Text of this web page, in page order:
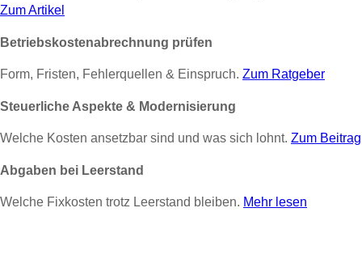
Zum Artikel
Betriebskostenabrechnung prüfen
Form, Fristen, Fehlerquellen & Einspruch. Zum Ratgeber
Steuerliche Aspekte & Modernisierung
Welche Kosten ansetzbar sind und was sich lohnt. Zum Beitrag
Abgaben bei Leerstand
Welche Fixkosten trotz Leerstand bleiben. Mehr lesen